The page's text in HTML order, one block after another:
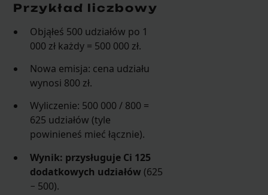
Przykład liczbowy
Objąłeś 500 udziałów po 1
000 zł każdy = 500 000 zł.
Nowa emisja: cena udziału
wynosi 800 zł.
Wyliczenie: 500 000 / 800 =
625 udziałów (tyle
powinieneś mieć łącznie).
Wynik: przysługuje Ci 125
dodatkowych udziałów (625
− 500).